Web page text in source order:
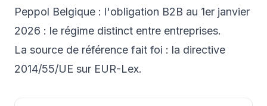
Peppol Belgique : l'obligation B2B au 1er janvier
2026 : le régime distinct entre entreprises.
La source de référence fait foi : la directive
2014/55/UE sur EUR-Lex.